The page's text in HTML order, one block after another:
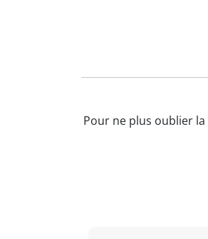
Pour ne plus oublier